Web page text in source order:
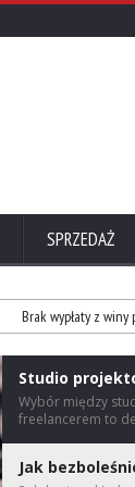
SPRZEDAŻ
Brak wypłaty z winy
​Wybór między
freelancerem to
wdrożenia